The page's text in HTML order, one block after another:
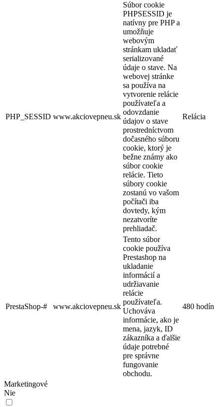
PHP_SESSID www.akciovepneu.sk
Súbor cookie
PHPSESSID je
natívny pre PHP a
umožňuje
webovým
stránkam ukladať
serializované
údaje o stave. Na
webovej stránke
sa používa na
vytvorenie relácie
používateľa a
odovzdanie
údajov o stave
prostredníctvom
dočasného súboru
cookie, ktorý je
bežne známy ako
súbor cookie
relácie. Tieto
súbory cookie
zostanú vo vašom
počítači iba
dovtedy, kým
nezatvoríte
prehliadač.
Relácia
PrestaShop-# www.akciovepneu.sk
Tento súbor
cookie používa
Prestashop na
ukladanie
informácií a
udržiavanie
relácie
používateľa.
Uchováva
informácie, ako je
mena, jazyk, ID
zákazníka a ďalšie
údaje potrebné
pre správne
fungovanie
obchodu.
480 hodín
Marketingové
Nie